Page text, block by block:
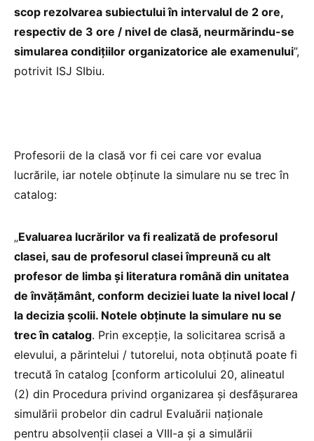
scop rezolvarea subiectului în intervalul de 2 ore,
respectiv de 3 ore / nivel de clasă, neurmărindu-se
simularea condițiilor organizatorice ale examenului”,
potrivit ISJ SIbiu.
Profesorii de la clasă vor fi cei care vor evalua
lucrările, iar notele obținute la simulare nu se trec în
catalog:
„Evaluarea lucrărilor va fi realizată de profesorul
clasei, sau de profesorul clasei împreună cu alt
profesor de limba și literatura română din unitatea
de învățământ, conform deciziei luate la nivel local /
la decizia școlii. Notele obținute la simulare nu se
trec în catalog. Prin excepție, la solicitarea scrisă a
elevului, a părintelui / tutorelui, nota obținută poate fi
trecută în catalog [conform articolului 20, alineatul
(2) din Procedura privind organizarea și desfășurarea
simulării probelor din cadrul Evaluării naționale
pentru absolvenții clasei a VIII-a și a simulării